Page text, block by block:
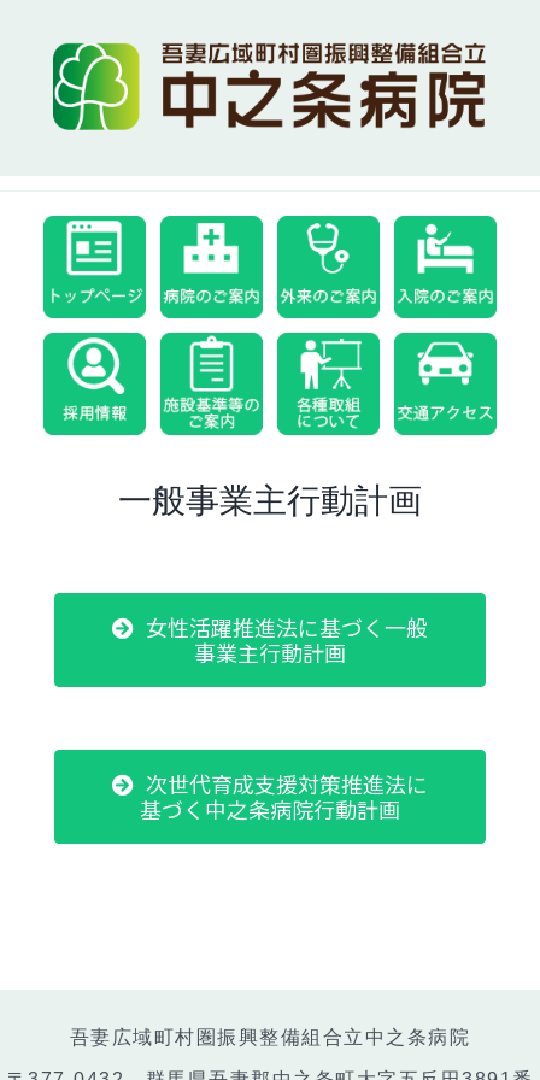
content
一般事業主行動計画
女性活躍推進法に基づく一般
事業主行動計画
次世代育成支援対策推進法に
基づく中之条病院行動計画
吾妻広域町村圏振興整備組合立中之条病院